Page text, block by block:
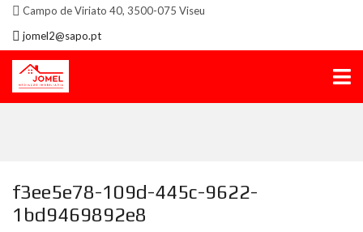
Campo de Viriato 40, 3500-075 Viseu
jomel2@sapo.pt
f3ee5e78-109d-445c-9622-
1bd9469892e8